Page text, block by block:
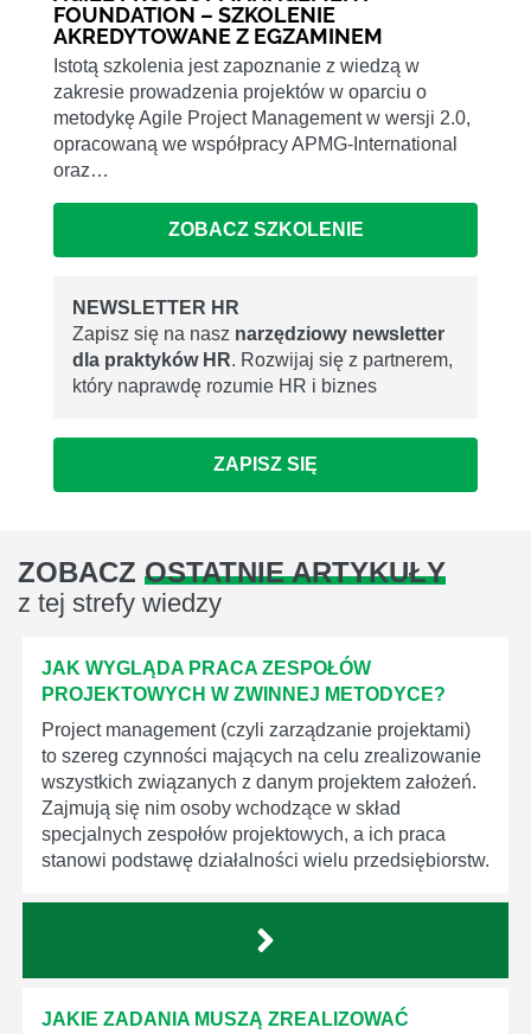
FOUNDATION – SZKOLENIE
AKREDYTOWANE Z EGZAMINEM
Istotą szkolenia jest zapoznanie z wiedzą w
zakresie prowadzenia projektów w oparciu o
metodykę Agile Project Management w wersji 2.0,
opracowaną we współpracy APMG-International
oraz…
ZOBACZ SZKOLENIE
NEWSLETTER HR
Zapisz się na nasz narzędziowy newsletter
dla praktyków HR. Rozwijaj się z partnerem,
który naprawdę rozumie HR i biznes
ZAPISZ SIĘ
ZOBACZ OSTATNIE ARTYKUŁY
z tej strefy wiedzy
JAK WYGLĄDA PRACA ZESPOŁÓW
PROJEKTOWYCH W ZWINNEJ METODYCE?
Project management (czyli zarządzanie projektami)
to szereg czynności mających na celu zrealizowanie
wszystkich związanych z danym projektem założeń.
Zajmują się nim osoby wchodzące w skład
specjalnych zespołów projektowych, a ich praca
stanowi podstawę działalności wielu przedsiębiorstw.
JAKIE ZADANIA MUSZĄ ZREALIZOWAĆ